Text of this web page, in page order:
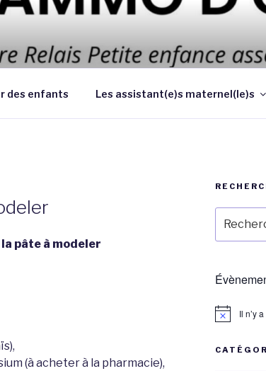
les conditions et la qualité de la garde des
des parents
des enfants Les assistant(e)s maternel(le)s
pâte à modeler
(à acheter à la pharmacie),
pour
:
Il n’y